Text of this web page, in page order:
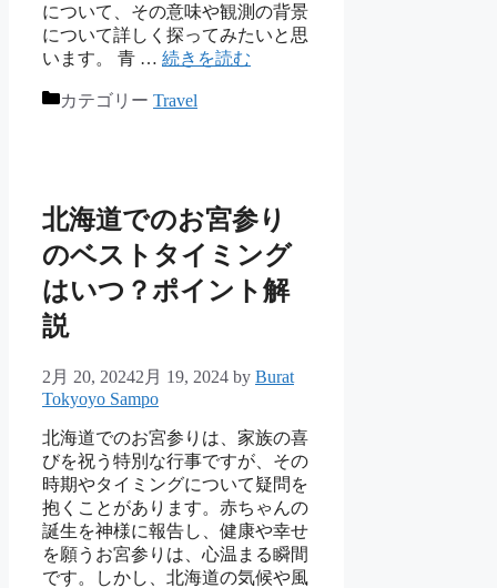
について、その意味や観測の背景
について詳しく探ってみたいと思
います。 青 … 続きを読む
カテゴリー Travel
北海道でのお宮参り
のベストタイミング
はいつ？ポイント解
説
2月 20, 20242月 19, 2024 by Burat
Tokyoyo Sampo
北海道でのお宮参りは、家族の喜
びを祝う特別な行事ですが、その
時期やタイミングについて疑問を
抱くことがあります。赤ちゃんの
誕生を神様に報告し、健康や幸せ
を願うお宮参りは、心温まる瞬間
です。しかし、北海道の気候や風